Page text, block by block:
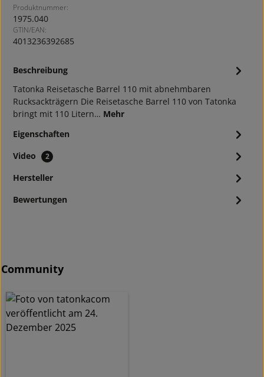
Produktnummer:
1975.040
GTIN/EAN:
4013236392685
Beschreibung
Tatonka Reisetasche Barrel 110 mit abnehmbaren
Rucksackträgern Die Reisetasche Barrel 110 von Tatonka
bringt mit 110 Litern… Mehr
Eigenschaften
Video
2
Hersteller
Bewertungen
Community